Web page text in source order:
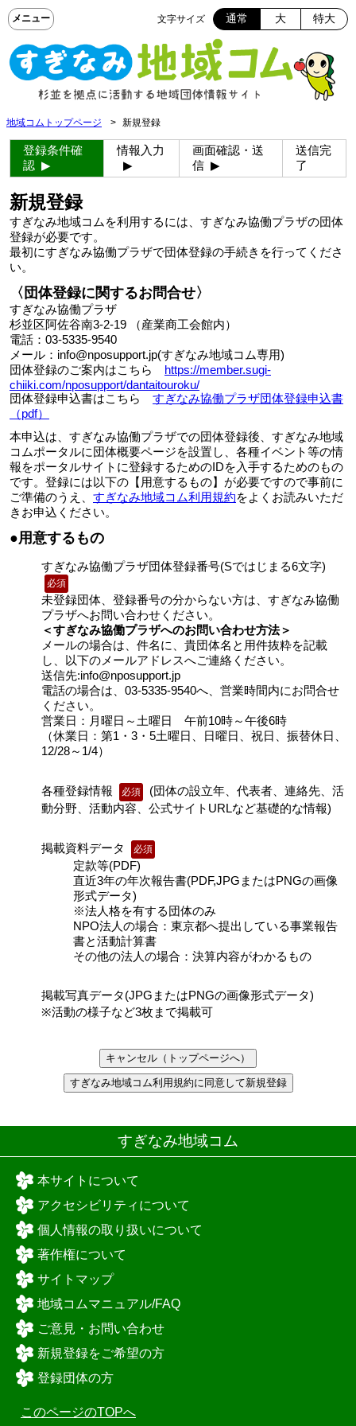
文字サイズ 通常 大 特大
地域コムトップページ 新規登録
登録条件確
認
情報入力
画面確認・送
信
送信完
了
新規登録
すぎなみ地域コムを利用するには、すぎなみ協働プラザの団体
登録が必要です。
最初にすぎなみ協働プラザで団体登録の手続きを行ってくださ
い。
〈団体登録に関するお問合せ〉
すぎなみ協働プラザ
杉並区阿佐谷南3-2-19 （産業商工会館内）
電話：03-5335-9540
メール：info@nposupport.jp(すぎなみ地域コム専用)
団体登録のご案内はこちら https://member.sugi-
chiiki.com/nposupport/dantaitouroku/
団体登録申込書はこちら すぎなみ協働プラザ団体登録申込書
（pdf）
本申込は、すぎなみ協働プラザでの団体登録後、すぎなみ地域
コムポータルに団体概要ページを設置し、各種イベント等の情
報をポータルサイトに登録するためのIDを入手するためのもの
です。登録には以下の【用意するもの】が必要ですので事前に
ご準備のうえ、 すぎなみ地域コム利用規約をよくお読みいただ
きお申込ください。
●用意するもの
すぎなみ協働プラザ団体登録番号(Sではじまる6文字)
必須
未登録団体、登録番号の分からない方は、すぎなみ協働
プラザへお問い合わせください。
＜すぎなみ協働プラザへのお問い合わせ方法＞
メールの場合は、件名に、貴団体名と用件抜粋を記載
し、以下のメールアドレスへご連絡ください。
送信先:info@nposupport.jp
電話の場合は、03-5335-9540へ、営業時間内にお問合せ
ください。
営業日：月曜日～土曜日 午前10時～午後6時
（休業日：第1・3・5土曜日、日曜日、祝日、振替休日、
12/28～1/4）
各種登録情報 必須
(団体の設立年、代表者、連絡先、活
動分野、活動内容、公式サイトURLなど基礎的な情報)
掲載資料データ 必須
定款等(PDF)
直近3年の年次報告書(PDF,JPGまたはPNGの画像
形式データ)
※法人格を有する団体のみ
NPO法人の場合：東京都へ提出している事業報告
書と活動計算書
その他の法人の場合：決算内容がわかるもの
掲載写真データ(JPGまたはPNGの画像形式データ)
※活動の様子など3枚まで掲載可
キャンセル（トップページへ）
すぎなみ地域コム利用規約に同意して新規登録
すぎなみ地域コム
本サイトについて
アクセシビリティについて
個人情報の取り扱いについて
著作権について
サイトマップ
地域コムマニュアル/FAQ
ご意見・お問い合わせ
新規登録をご希望の方
登録団体の方
このページのTOPへ